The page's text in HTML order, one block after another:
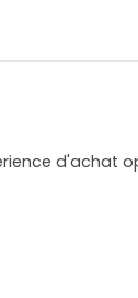
d'achat